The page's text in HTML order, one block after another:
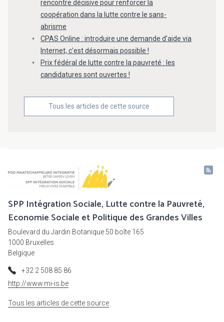
rencontre décisive pour renforcer la
coopération dans la lutte contre le sans-
abrisme
CPAS Online : introduire une demande d’aide via
Internet, c’est désormais possible !
Prix fédéral de lutte contre la pauvreté : les
candidatures sont ouvertes !
Tous les articles de cette source
SPP Intégration Sociale, Lutte contre la Pauvreté,
Economie Sociale et Politique des Grandes Villes
Boulevard du Jardin Botanique 50 boîte 165
1000 Bruxelles
Belgique
+32 2 508 85 86
http://www.mi-is.be
Tous les articles de cette source